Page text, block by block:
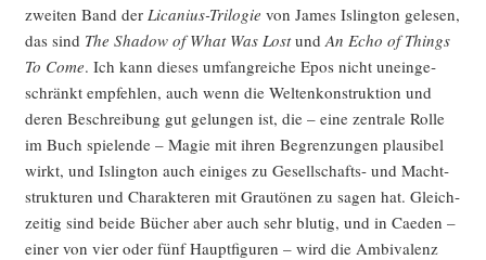
zwei­ten Band der Lica­ni­us-Tri­lo­gie von James Isling­ton gele­sen,
das sind The Shadow of What Was Lostund An Echo of Things
To Come. Ich kann die­ses umfang­rei­che Epos nicht unein­ge­
schränkt emp­feh­len, auch wenn die Wel­ten­kon­struk­ti­on und
deren Beschrei­bung gut gelun­gen ist, die – eine zen­tra­le Rol­le
im Buch spie­len­de – Magie mit ihren Begren­zun­gen plau­si­bel
wirkt, und Isling­ton auch eini­ges zu Gesell­schafts- und Macht­
struk­tu­ren und Cha­rak­te­ren mit Grau­tö­nen zu sagen hat. Gleich­
zei­tig sind bei­de Bücher aber auch sehr blu­tig, und in Cae­den –
einer von vier oder fünf Haupt­fi­gu­ren – wird die Ambi­va­lenz